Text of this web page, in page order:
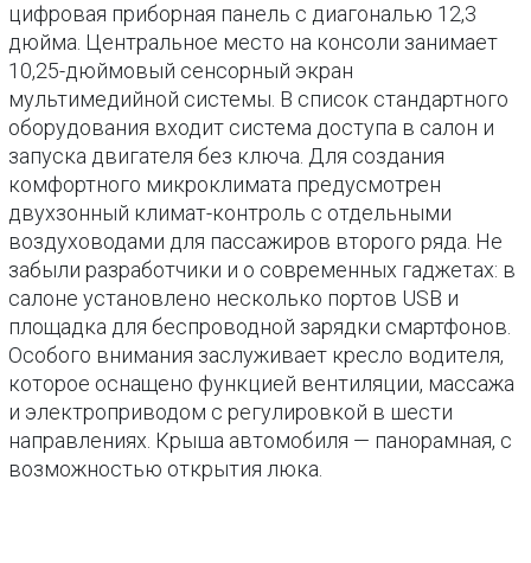
цифровая приборная панель с диагональю 12,3
дюйма. Центральное место на консоли занимает
10,25-дюймовый сенсорный экран
мультимедийной системы. В список стандартного
оборудования входит система доступа в салон и
запуска двигателя без ключа. Для создания
комфортного микроклимата предусмотрен
двухзонный климат-контроль с отдельными
воздуховодами для пассажиров второго ряда. Не
забыли разработчики и о современных гаджетах: в
салоне установлено несколько портов USB и
площадка для беспроводной зарядки смартфонов.
Особого внимания заслуживает кресло водителя,
которое оснащено функцией вентиляции, массажа
и электроприводом с регулировкой в шести
направлениях. Крыша автомобиля — панорамная, с
возможностью открытия люка.